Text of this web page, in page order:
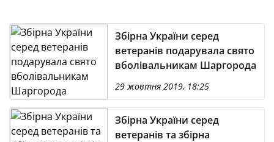
Збірна України серед
ветеранів подарувала свято
вболівальникам Шаргорода
29 жовтня 2019, 18:25
Збірна України серед
ветеранів та збірна